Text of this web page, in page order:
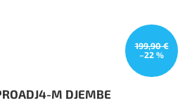
199,90 €
–22 %
MEINLPROADJ4-M DJEMBE